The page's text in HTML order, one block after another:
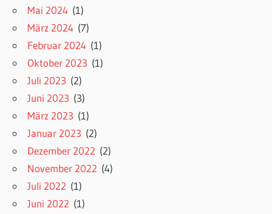
Mai 2024 (1)
März 2024 (7)
Februar 2024 (1)
Oktober 2023 (1)
Juli 2023 (2)
Juni 2023 (3)
März 2023 (1)
Januar 2023 (2)
Dezember 2022 (2)
November 2022 (4)
Juli 2022 (1)
Juni 2022 (1)